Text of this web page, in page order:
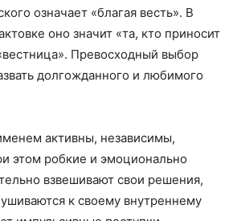
означает «благая весть». В
оно значит «та, кто приносит
Превосходный выбор
долгожданного и любимого
активны, независимы,
этом робкие и эмоционально
взвешивают свои решения,
к своему внутреннему